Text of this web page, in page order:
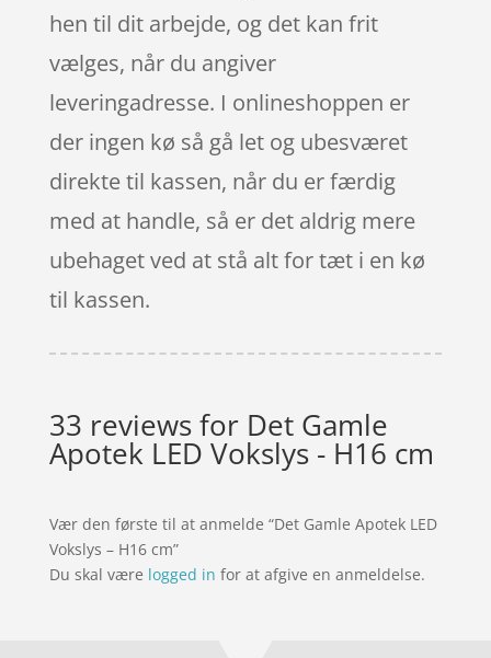
hen til dit arbejde, og det kan frit
vælges, når du angiver
leveringadresse. I onlineshoppen er
der ingen kø så gå let og ubesværet
direkte til kassen, når du er færdig
med at handle, så er det aldrig mere
ubehaget ved at stå alt for tæt i en kø
til kassen.
33 reviews for Det Gamle
Apotek LED Vokslys - H16 cm
Vær den første til at anmelde “Det Gamle Apotek LED
Vokslys – H16 cm”
Du skal være logged in for at afgive en anmeldelse.